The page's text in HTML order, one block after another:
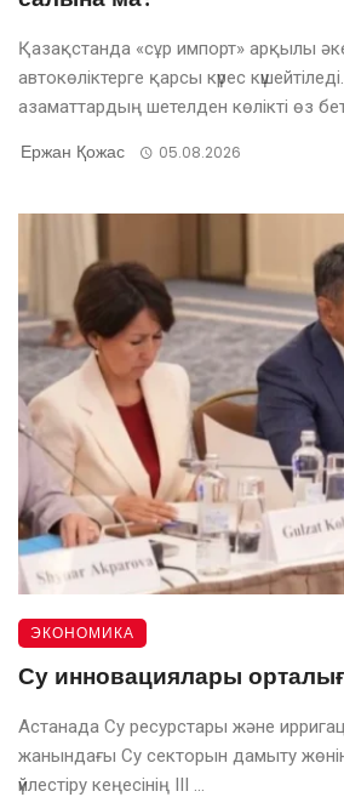
Қазақстанда «сұр импорт» арқылы
автокөліктерге қарсы күрес
азаматтардың шетелден көлікті өз
Ержан Қожас 05.08.2026
ЭКОНОМИКА
Су инновациялары
Астанада Су ресурстары және
жанындағы Су секторын дамыту
үйлестіру кеңесінің III ...